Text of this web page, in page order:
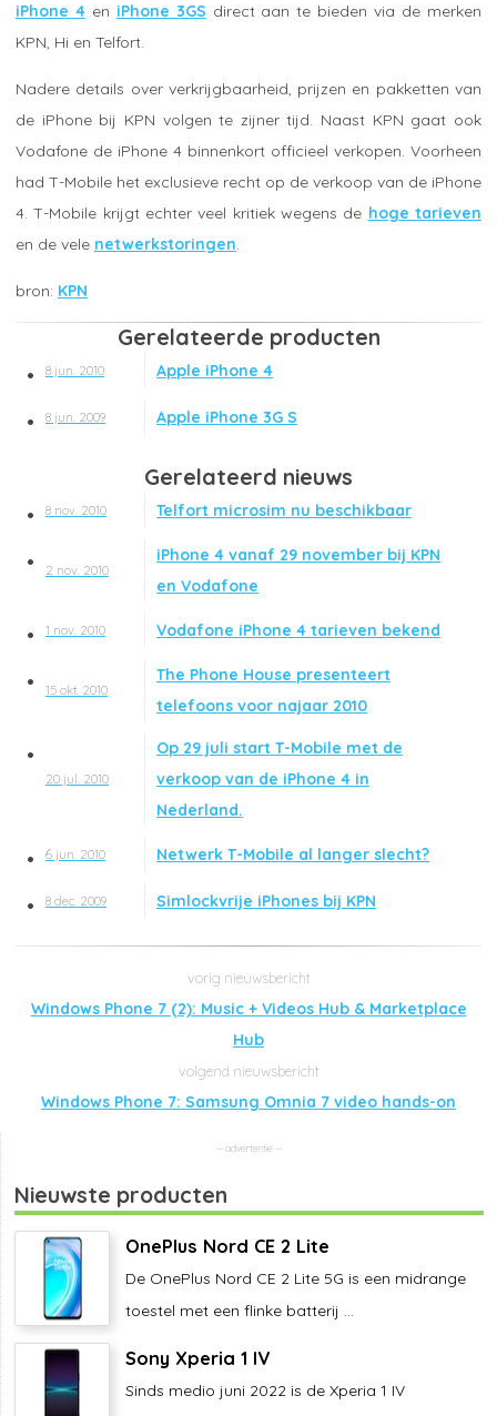
iPhone 4en iPhone 3GS direct aan te bieden via de merken
KPN, Hi en Telfort.
Nadere details over verkrijgbaarheid, prijzen en pakketten van
de iPhone bij KPN volgen te zijner tijd. Naast KPN gaat ook
Vodafone de iPhone 4 binnenkort officieel verkopen. Voorheen
had T-Mobile het exclusieve recht op de verkoop van de iPhone
4. T-Mobile krijgt echter veel kritiek wegens de hoge tarieven
en de vele netwerkstoringen
KPN
Gerelateerde producten
8 jun. 2010 Apple iPhone 4
8 jun. 2009 Apple iPhone 3G S
Gerelateerd nieuws
8 nov. 2010 Telfort microsim nu beschikbaar
2 nov. 2010
iPhone 4 vanaf 29 november bij KPN
en Vodafone
1 nov. 2010 Vodafone iPhone 4 tarieven bekend
15 okt. 2010
The Phone House presenteert
telefoons voor najaar 2010
20 jul. 2010
Op 29 juli start T-Mobile met de
verkoop van de iPhone 4 in
Nederland.
6 jun. 2010 Netwerk T-Mobile al langer slecht?
8 dec. 2009 Simlockvrije iPhones bij KPN
Windows Phone 7 (2): Music + Videos Hub & Marketplace
Hub
Windows Phone 7: Samsung Omnia 7 video hands-on
Nieuwste producten
OnePlus Nord CE 2 Lite
De OnePlus Nord CE 2 Lite 5G is een midrange
toestel met een flinke batterij ...
Sony Xperia 1 IV
Sinds medio juni 2022 is de Xperia 1 IV